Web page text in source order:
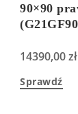
90×90
14390,00zł
Sprawdź